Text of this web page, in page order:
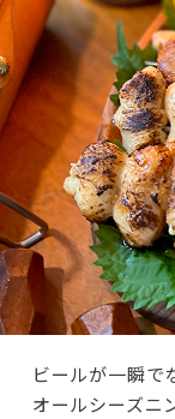
ビールが一瞬で
オールシーズニ